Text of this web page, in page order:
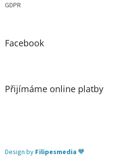
GDPR
Facebook
Přijímáme online platby
Design by Filipesmedia 🧡